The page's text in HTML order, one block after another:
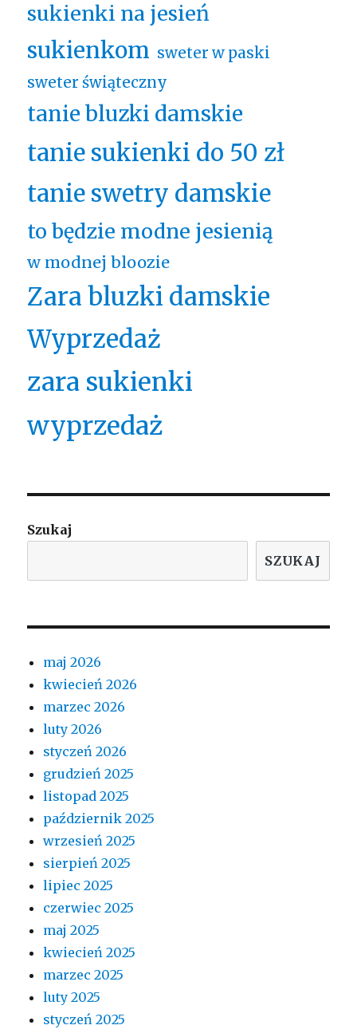
sukienki na jesień
sukienkom sweter w paski
sweter świąteczny
tanie bluzki damskie
tanie sukienki do 50 zł
tanie swetry damskie
to będzie modne jesienią
w modnej bloozie
Zara bluzki damskie
Wyprzedaż
zara sukienki
wyprzedaż
Szukaj
SZUKAJ
maj 2026
kwiecień 2026
marzec 2026
luty 2026
styczeń 2026
grudzień 2025
listopad 2025
październik 2025
wrzesień 2025
sierpień 2025
lipiec 2025
czerwiec 2025
maj 2025
kwiecień 2025
marzec 2025
luty 2025
styczeń 2025